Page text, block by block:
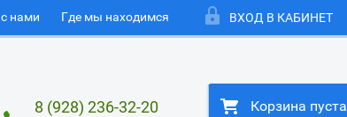
нами Где мы находимся ВХОД В КАБИНЕТ
8 (928) 236-32-20
Корзина пуста